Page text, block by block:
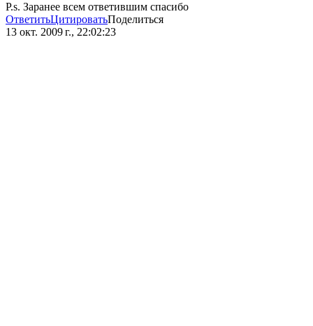
P.s. Заранее всем ответившим спасибо
ОтветитьЦитироватьПоделиться
13 окт. 2009 г., 22:02:23